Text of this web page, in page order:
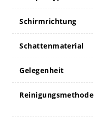
Schirmrichtung
Schattenmaterial
Gelegenheit
Reinigungsmethode